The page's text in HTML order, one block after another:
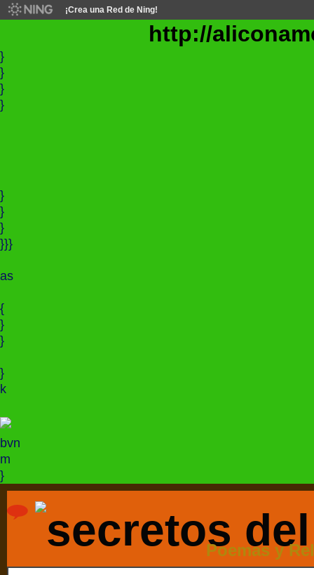
¡Crea una Red de Ning!
http://
}
}
}
}
}
}
}
}}}
as
{
}
}
}
k
bvn
m
}
Poemas y